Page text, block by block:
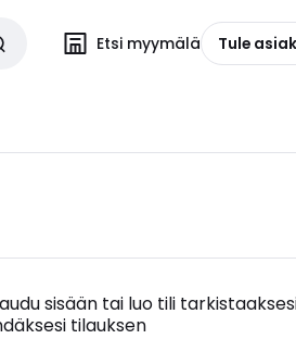
Etsi myymälä Tule
sisään tai luo tili
tilauksen